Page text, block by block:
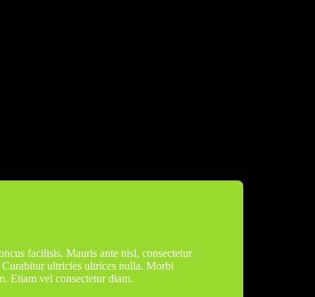
facilisis. Mauris ante nisl, consectetur
ultricies ultrices nulla. Morbi
Etiam vel consectetur diam.